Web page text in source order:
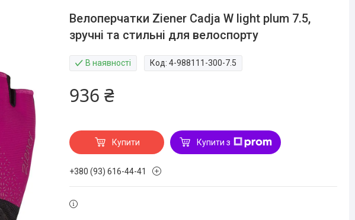
Велоперчатки Ziener Cadja W light plum 7.5,
зручні та стильні для велоспорту
В наявності Код:4-988111-300-7.5
936 ₴
Купити Купити з
+380 (93) 616-44-41